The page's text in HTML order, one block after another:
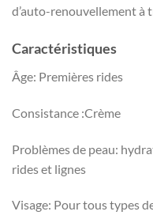
d’auto-renouvellement à
Caractéristiques
Âge: Premières rides
Consistance :Crème
Problèmes de peau:
rides et lignes
Visage: Pour tous types